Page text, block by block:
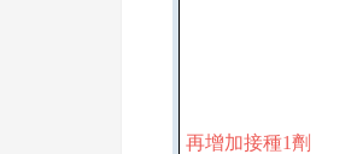
再增加接種1劑